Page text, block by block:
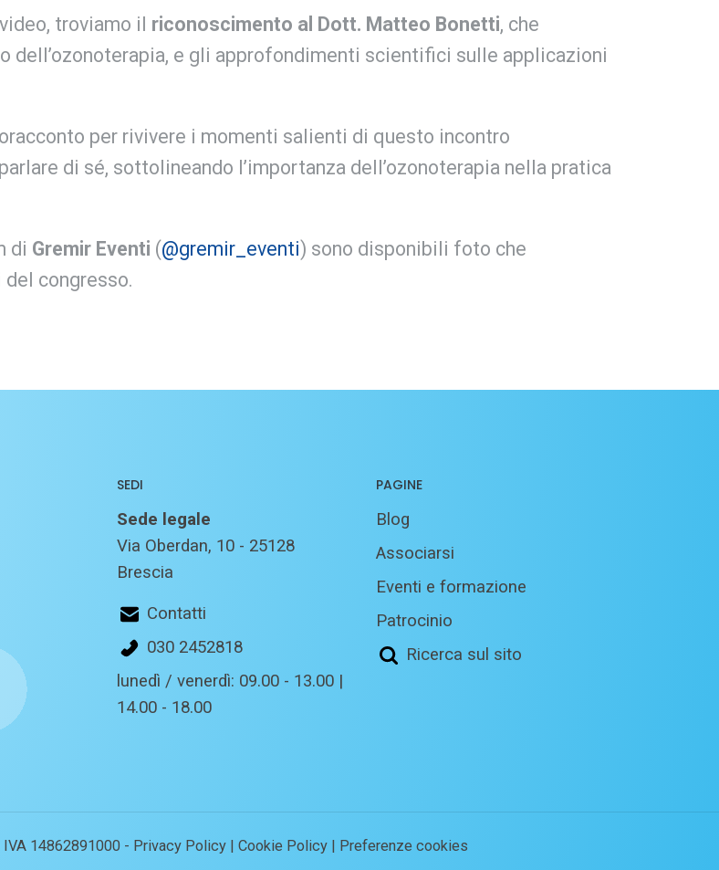
troviamo il riconoscimento al Dott. Matteo Bonetti, che
dell’ozonoterapia, e gli approfondimenti scientifici sulle applicazioni
per rivivere i momenti salienti di questo incontro
di sé, sottolineando l’importanza dell’ozonoterapia nella pratica
di Gremir Eventi (@gremir_eventi) sono disponibili foto che
congresso.
SEDI
Sede legale
Via Oberdan, 10 - 25128
Brescia
Contatti
030 2452818
lunedì / venerdì: 09.00 - 13.00 |
14.00 - 18.00
PAGINE
Blog
Associarsi
Eventi e formazione
Patrocinio
Ricerca sul sito
14862891000 - Privacy Policy | Cookie Policy | Preferenze cookies